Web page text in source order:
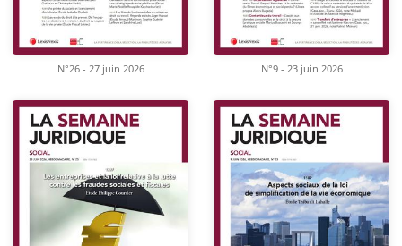
N°26 - 27 juin 2026 N°9 - 23 juin 2026